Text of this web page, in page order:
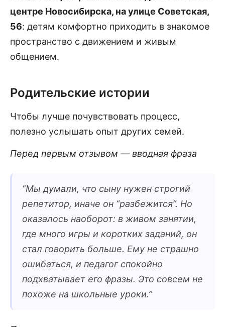
центре Новосибирска, на улице Советская,
56: детям комфортно приходить в знакомое
пространство с движением и живым
общением.
Родительские истории
Чтобы лучше почувствовать процесс,
полезно услышать опыт других семей.
Перед первым отзывом — вводная фраза
“Мы думали, что сыну нужен строгий
репетитор, иначе он “разбежится”. Но
оказалось наоборот: в живом занятии,
где много игры и коротких заданий, он
стал говорить больше. Ему не страшно
ошибаться, и педагог спокойно
подхватывает его фразы. Это совсем не
похоже на школьные уроки.”